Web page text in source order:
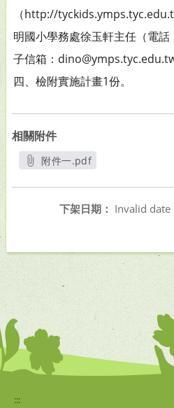
（http://
明國小學務處徐玉軒主任（電
子信箱：dino@ymps.tyc.edu.tw
四、檢附實施計畫1份。
相關附件
附件一.pdf
下架日期： Invalid date
:::